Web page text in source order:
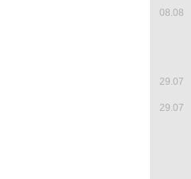
08.08
29.07
29.07